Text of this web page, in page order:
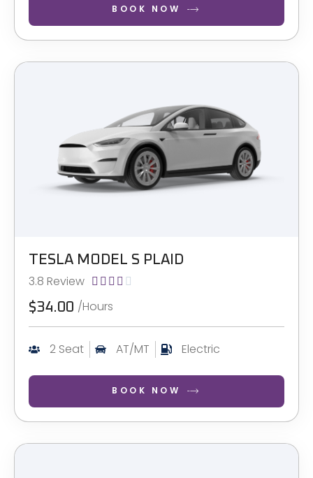
BOOK NOW
TESLA MODEL S PLAID
3.8 Review     
$34.00 /Hours
2 Seat AT/MT Electric
BOOK NOW